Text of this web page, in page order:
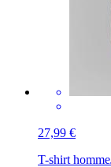
27,99 €
T-shirt homme